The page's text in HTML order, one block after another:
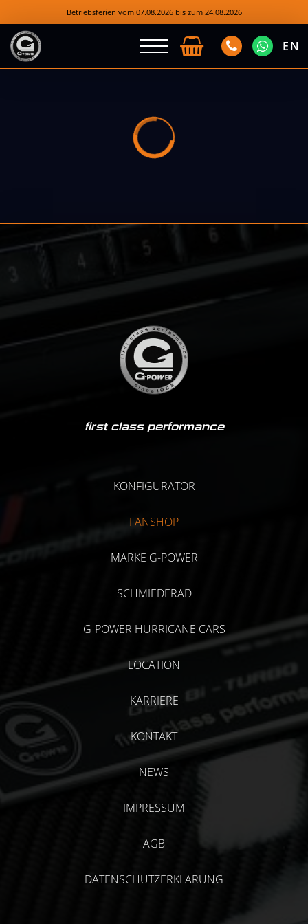
Betriebsferien vom 07.08.2026 bis zum 24.08.2026
EN
first class performance
KONFIGURATOR
FANSHOP
MARKE G-POWER
SCHMIEDERAD
G-POWER HURRICANE CARS
LOCATION
KARRIERE
KONTAKT
NEWS
IMPRESSUM
AGB
DATENSCHUTZERKLÄRUNG